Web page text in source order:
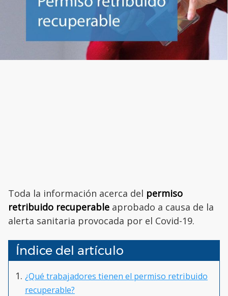
Toda la información acerca del permiso
retribuido recuperable aprobado a causa de la
alerta sanitaria provocada por el Covid-19.
Índice del artículo
¿Qué trabajadores tienen el permiso retribuido
recuperable?